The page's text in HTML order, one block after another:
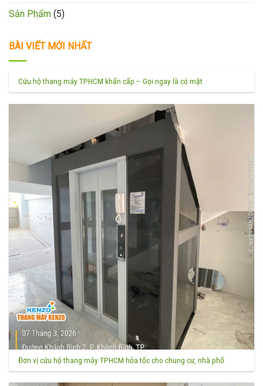
Sản Phẩm (5)
BÀI VIẾT MỚI NHẤT
Cứu hộ thang máy TPHCM khẩn cấp – Gọi ngay là có mặt
Đơn vị cứu hộ thang máy TPHCM hỏa tốc cho chung cư, nhà phố